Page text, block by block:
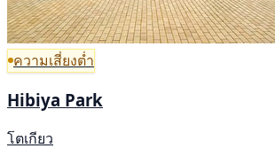
ความเสี่ยงต่ำ
Hibiya Park
โตเกียว